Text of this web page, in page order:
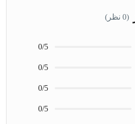
(0 نظر)
0/5
0/5
0/5
0/5